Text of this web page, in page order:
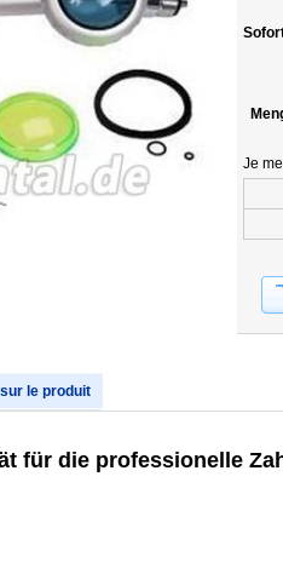
Je
le produit
für die professionelle